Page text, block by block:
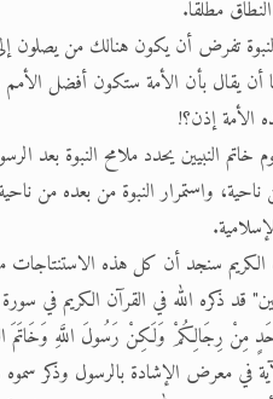
مطلقا.
تفرض أن يكون هنالك من يصلون
أن يقال بأن الأمة ستكون أفضل الأمم
الأمة إذن؟!
خاتم النبيين يحدد ملامح النبوة بعد
من ناحية، واستمرار النبوة من بعده
الكريم سنجد أن كل هذه الاستنتاجات
قد ذكره الله في القرآن الكريم في
مِنْ رِجَالِكُمْ وَلَكِنْ رَسُولَ اللَّهِ وَخَاتَمَ
في معرض الإشادة بالرسول وذكر سموه